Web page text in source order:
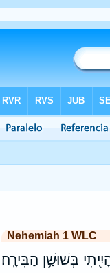
Nehemiah 1 WLC
בְּשׁוּשַׁ֥ן הַבִּירָֽה׃